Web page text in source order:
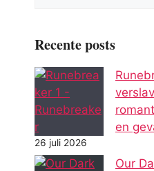
Recente posts
en
26 juli 2026
Our